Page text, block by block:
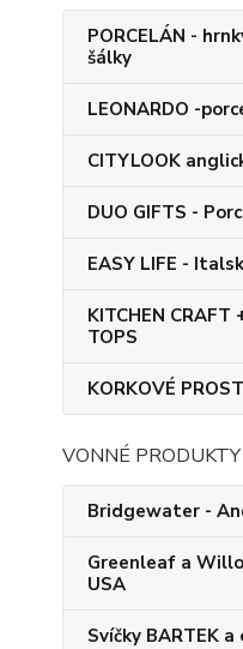
PORCELÁN -
šálky
LEONARDO -
CITYLOOK
DUO GIFTS -
EASY LIFE -
KITCHEN CRAFT
TOPS
KORKOVÉ
VONNÉ PRODUKTY
Bridgewater -
Greenleaf a
USA
Svíčky BARTEK